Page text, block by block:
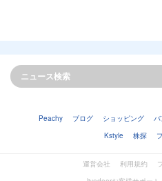
Peachy ブログ ショッピング バ
Kstyle
株探
運営会社 利用規約